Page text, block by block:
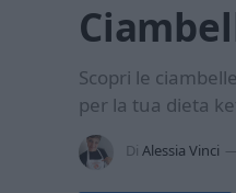
Scopri le
per la tua dieta
Di Alessia Vinci